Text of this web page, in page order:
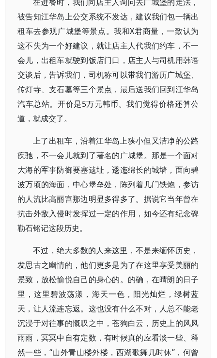
被告知江华岛上公交系统不发达，建议我们包一辆出
租车去参观广城堡等景点。我和X君商量，一致认为
这不失为一个好建议，就让店主人代我们约车，不一
会儿，出租车就驶到饭店门口，店主人与司机用韩语
交谈后，告诉我们，司机称可以带我们游历广城堡、
传灯寺、支石墓等三个景点，最后送我们回到江华岛
汽车总站。开价是5万元韩币。我们觉得价格还算公
道，就成交了。
上了出租车，沿着江华岛上狭小但又洁净的公路
疾驰，不一会儿就到了著名的广城堡。那是一个面对
大海的军事防御要塞遗址，逶迤绵长的城墙，面向碧
波万顷的海面，中心堡垒处，陈列着几门铁炮，参访
的人流比高丽宫那边明显多得多了。据说它当年曾在
抗击外敌入侵时发挥过一定的作用，如今还有纪念碑
勒石铭记这段历史。
不过，绝大多数的人来这里，不是来缅怀历史，
发思古之幽情的，他们更多是为了在这里享受美丽的
景致，放松愉悦自己的身心的。的确，在晴朗的日子
里，这里碧波荡漾，海天一色，阳光灿烂，绿树蓝
天，让人流连忘返。这也没有什么不对，人总不能老
沉浸于对往事的慨叹之中，苍狗白云，历史上的风风
雨雨，冥冥中自有定数，有时候真的应看淡一些、释
然一些，“山外青山楼外楼，西湖歌舞几时休”，何曾